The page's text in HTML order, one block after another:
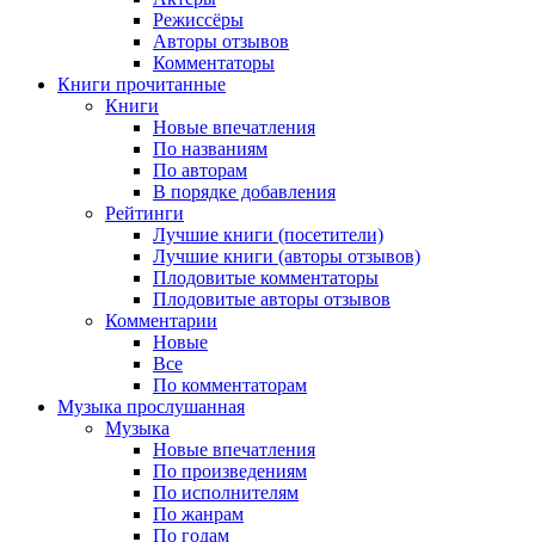
Режиссёры
Авторы отзывов
Комментаторы
Книги прочитанные
Книги
Новые впечатления
По названиям
По авторам
В порядке добавления
Рейтинги
Лучшие книги (посетители)
Лучшие книги (авторы отзывов)
Плодовитые комментаторы
Плодовитые авторы отзывов
Комментарии
Новые
Все
По комментаторам
Музыка прослушанная
Музыка
Новые впечатления
По произведениям
По исполнителям
По жанрам
По годам